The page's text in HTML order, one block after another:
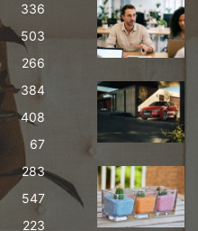
336
503
266
384
408
67
283
547
223